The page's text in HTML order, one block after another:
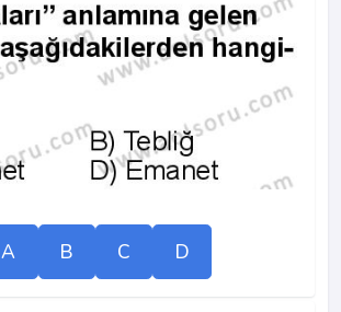
A B C D